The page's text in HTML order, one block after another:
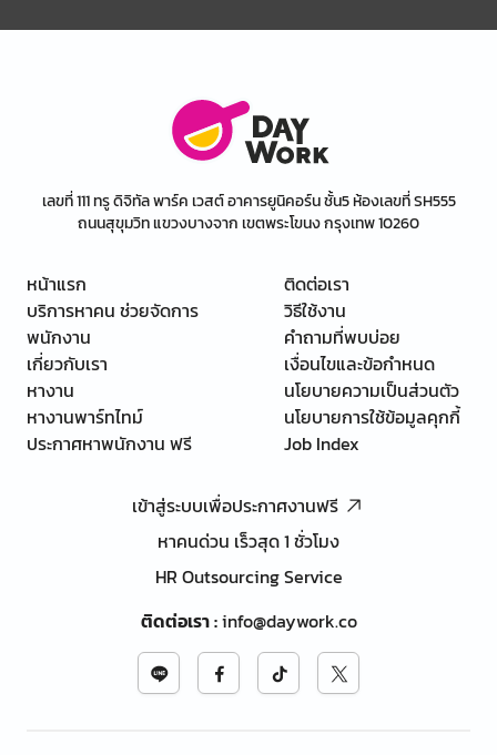
เลขที่ 111 ทรู ดิจิทัล พาร์ค เวสต์ อาคารยูนิคอร์น ชั้น5 ห้องเลขที่ SH555
ถนนสุขุมวิท แขวงบางจาก เขตพระโขนง กรุงเทพ 10260
หน้าแรก
บริการหาคน ช่วยจัดการ
พนักงาน
เกี่ยวกับเรา
หางาน
หางานพาร์ทไทม์
ประกาศหาพนักงาน ฟรี
ติดต่อเรา
วิธีใช้งาน
คำถามที่พบบ่อย
เงื่อนไขและข้อกำหนด
นโยบายความเป็นส่วนตัว
นโยบายการใช้ข้อมูลคุกกี้
Job Index
เข้าสู่ระบบเพื่อประกาศงานฟรี
หาคนด่วน เร็วสุด 1 ชั่วโมง
HR Outsourcing Service
ติดต่อเรา:info@daywork.co